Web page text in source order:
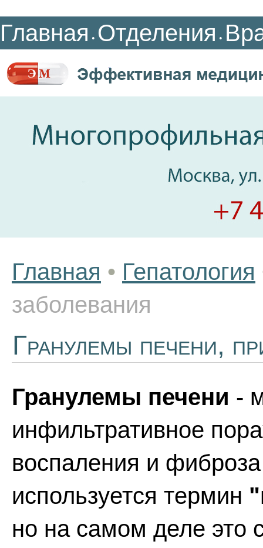
Главная • Отделения •
Главная • Гепатология
заболевания
Гранулемы печени,
Гранулемы печени -
инфильтративное
воспаления и
используется термин
но на самом деле это